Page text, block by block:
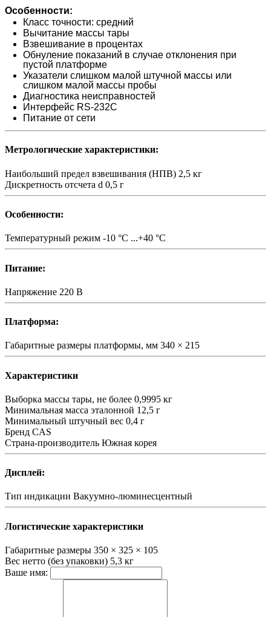
Особенности:
Класс точности: средний
Вычитание массы тары
Взвешивание в процентах
Обнуление показаний в случае отклонения при
пустой платформе
Указатели слишком малой штучной массы или
слишком малой массы пробы
Диагностика неисправностей
Интерфейс RS-232С
Питание от сети
Метрологические характеристики:
Наибольший предел взвешивания (НПВ) 2,5 кг
Дискретность отсчета d 0,5 г
Особенности:
Температурный режим -10 °С ...+40 °С
Питание:
Напряжение 220 В
Платформа:
Габаритные размеры платформы, мм 340 × 215
Характеристики
Выборка массы тары, не более 0,9995 кг
Минимальная масса эталонной 12,5 г
Минимальный штучный вес 0,4 г
Бренд CAS
Страна-производитель Южная корея
Дисплей:
Тип индикации Вакуумно-люминесцентный
Логистические характеристики
Габаритные размеры 350 × 325 × 105
Вес нетто (без упаковки) 5,3 кг
Ваше имя: